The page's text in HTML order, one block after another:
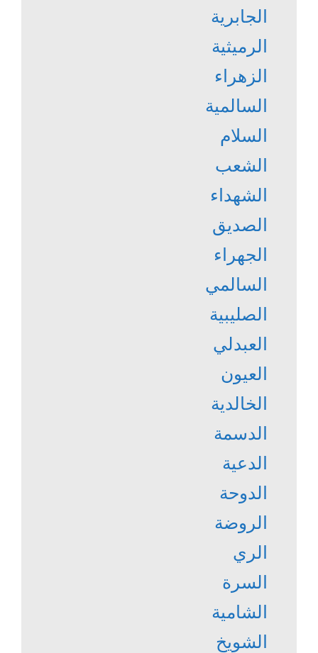
الجابرية
الرميثية
الزهراء
السالمية
السلام
الشعب
الشهداء
الصديق
الجهراء
السالمي
الصليبية
العبدلي
العيون
الخالدية
الدسمة
الدعية
الدوحة
الروضة
الري
السرة
الشامية
الشويخ